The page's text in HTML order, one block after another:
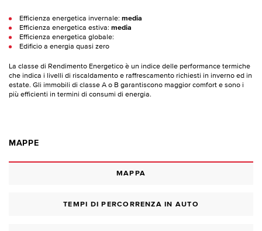
Efficienza energetica invernale: media
Efficienza energetica estiva: media
Efficienza energetica globale:
Edificio a energia quasi zero
La classe di Rendimento Energetico è un indice delle performance termiche
che indica i livelli di riscaldamento e raffrescamento richiesti in inverno ed in
estate. Gli immobili di classe A o B garantiscono maggior comfort e sono i
più efficienti in termini di consumi di energia.
MAPPE
MAPPA
TEMPI DI PERCORRENZA IN AUTO